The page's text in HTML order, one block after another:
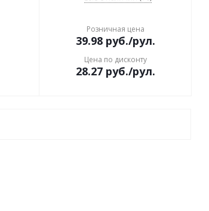
Розничная цена
39.98 руб./рул.
Цена по дисконту
28.27 руб./рул.